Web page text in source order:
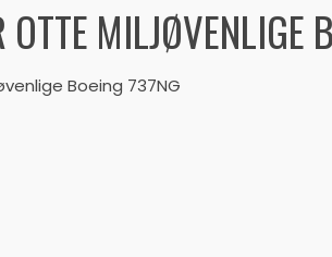
MILJØVENLIGE
Boeing 737NG